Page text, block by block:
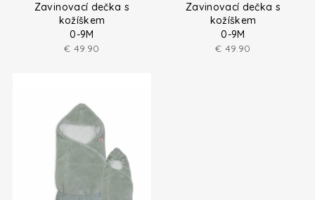
Zavinovací dečka s
kožíškem
0-9M
€ 49.90
Zavinovací dečka s
kožíškem
0-9M
€ 49.90